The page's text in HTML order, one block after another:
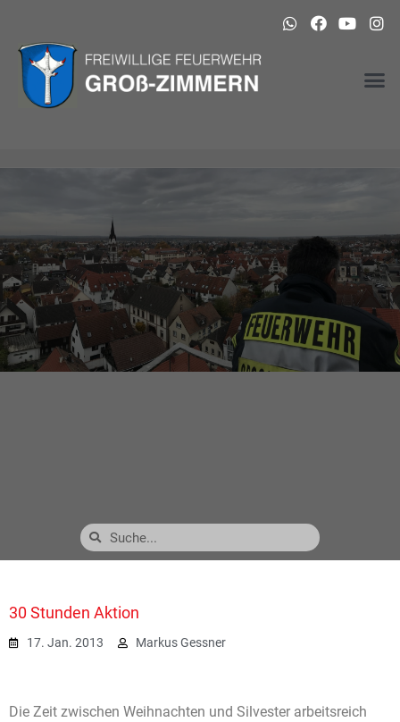
30 Stunden Aktion
17. Jan. 2013 Markus Gessner
Die Zeit zwischen Weihnachten und Silvester arbeitsreich